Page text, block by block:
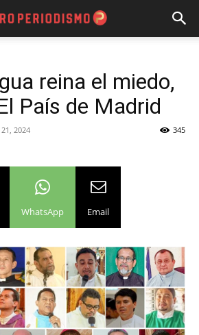
reina el miedo,
País de Madrid
21, 2024 345
WhatsApp Email